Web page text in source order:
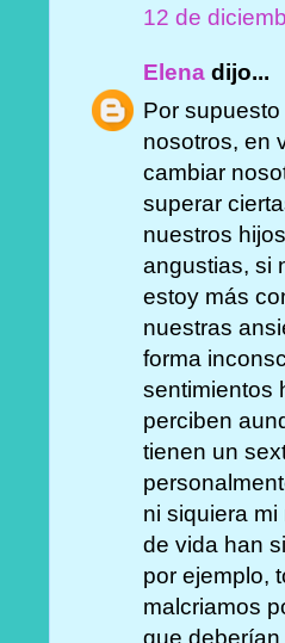
12 de
Elena dijo...
Por
nosotros, en
cambiar
superar
nuestros
angustias, si
estoy más
nuestras
forma
sentimientos
perciben
tienen un
ni siquiera
de vida han
por ejemplo,
malcriamos
que